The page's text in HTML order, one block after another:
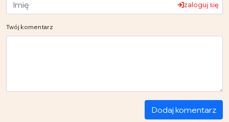
zaloguj się
Twój komentarz
Dodaj komentarz